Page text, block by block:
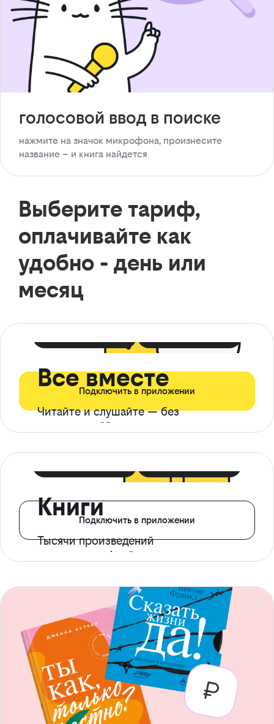
голосовой ввод в поиске
нажмите на значок микрофона, произнесите
название – и книга найдется
Выберите тариф,
оплачивайте как
удобно - день или
месяц
Все вместе
Читайте и слушайте — без
ограничений*
Подключить в приложении
Книги
Тысячи произведений
с доступом офлайн
Подключить в приложении